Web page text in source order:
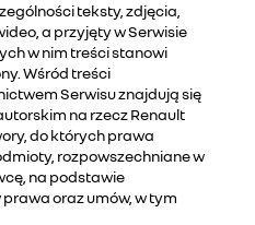
teksty, zdjęcia,
a przyjęty w Serwisie
w nim treści stanowi
Wśród treści
Serwisu znajdują się
na rzecz Renault
do których prawa
rozpowszechniane w
na podstawie
oraz umów, w tym